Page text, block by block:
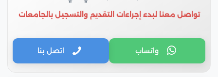
تواصل معنا لبدء إجراءات التقديم والتسجيل بالجامعات
واتساب اتصل بنا